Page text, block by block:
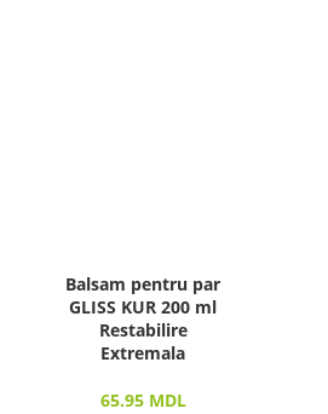
Balsam pentru par
GLISS KUR 200 ml
Restabilire
Extremala
65.95 MDL